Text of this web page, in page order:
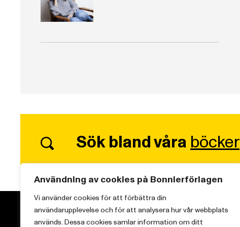
Användning av cookies på Bonnierförlagen
Vi använder cookies för att förbättra din
användarupplevelse och för att analysera hur vår webbplats
används. Dessa cookies samlar information om ditt
Sök bland våra böcker